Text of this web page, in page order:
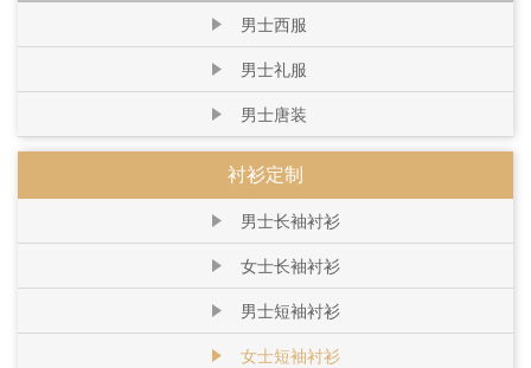
男士西服
男士礼服
男士唐装
衬衫定制
男士长袖衬衫
女士长袖衬衫
男士短袖衬衫
女士短袖衬衫